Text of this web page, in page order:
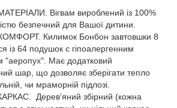
Вігвам вироблений із 100%
безпечний для Вашої дитини.
Килимок Бонбон завтовшки 8
із 64 подушок с гіпоалергенним
"аеропух". Має додатковий
шар, що дозволяє зберігати тепло
чи мраморній підлозі.
Дерев'яний збірний (кожна